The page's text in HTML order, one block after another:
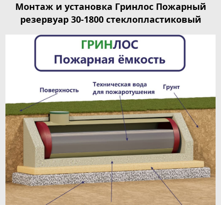
Монтаж и установка Гринлос Пожарный
резервуар 30-1800 стеклопластиковый